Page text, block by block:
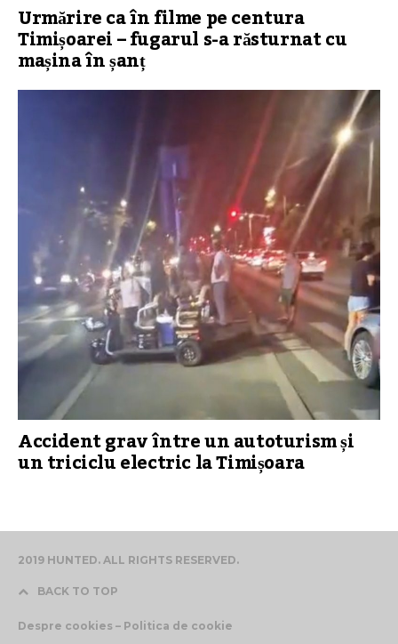
Urmărire ca în filme pe centura
Timișoarei – fugarul s-a răsturnat cu
mașina în șanț
Accident grav între un autoturism și
un triciclu electric la Timișoara
2019 HUNTED. ALL RIGHTS RESERVED.
BACK TO TOP
Despre cookies – Politica de cookie